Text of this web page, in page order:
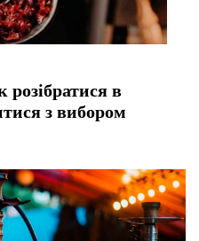
в
з вибором